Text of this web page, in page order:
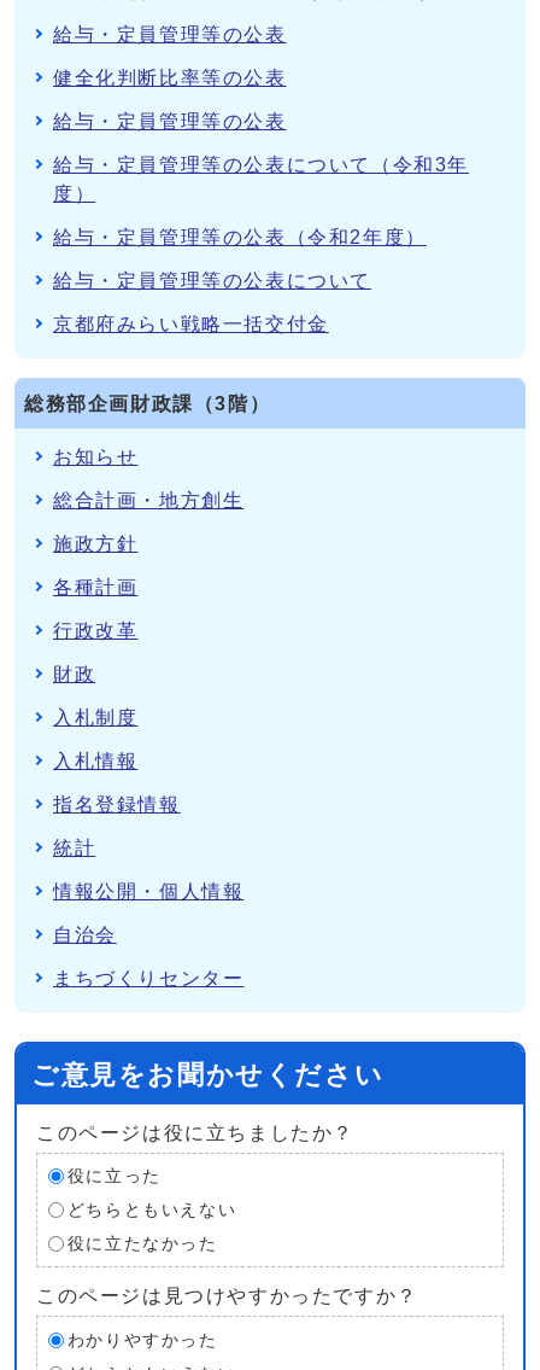
給与・定員管理等の公表
健全化判断比率等の公表
給与・定員管理等の公表
給与・定員管理等の公表について（令和3年
度）
給与・定員管理等の公表（令和2年度）
給与・定員管理等の公表について
京都府みらい戦略一括交付金
総務部企画財政課（3階）
お知らせ
総合計画・地方創生
施政方針
各種計画
行政改革
財政
入札制度
入札情報
指名登録情報
統計
情報公開・個人情報
自治会
まちづくりセンター
ご意見をお聞かせください
このページは役に立ちましたか？
役に立った
どちらともいえない
役に立たなかった
このページは見つけやすかったですか？
わかりやすかった